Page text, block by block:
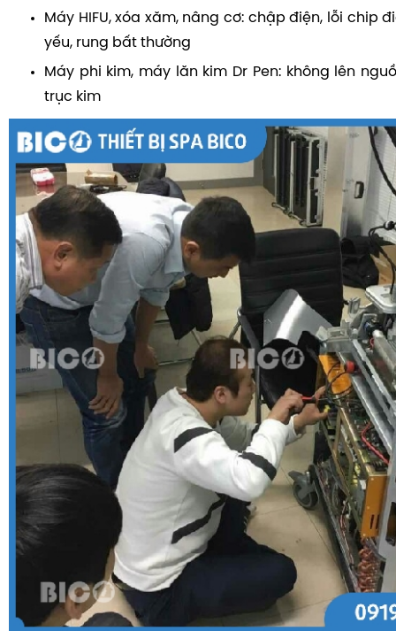
Máy HIFU, xóa xăm, nâng cơ: chập điện, lỗi chip
yếu, rung bất thường
Máy phi kim, máy lăn kim Dr Pen: không lên
trục kim